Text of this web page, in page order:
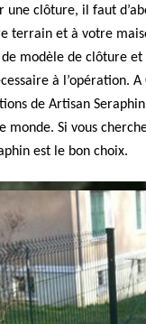
une clôture, il faut
terrain et à votre
modèle de clôture et
à l’opération.
de Artisan
monde. Si vous
est le bon choix.